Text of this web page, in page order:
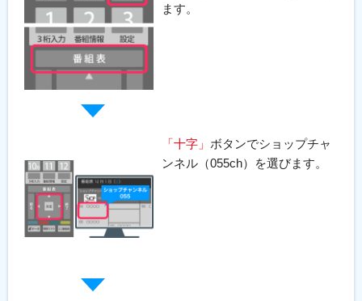
ます。
「十字」 ボタンでショップチャ
ンネル（055ch）を選びます。